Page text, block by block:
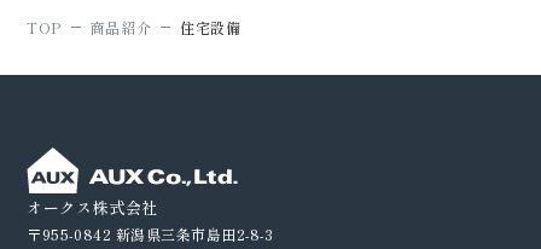
TOP 商品紹介 住宅設備
オークス株式会社
〒955-0842 新潟県三条市島田2-8-3